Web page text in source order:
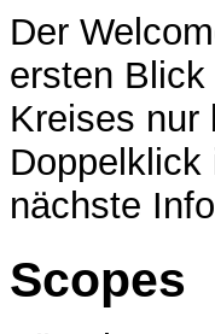
Der
ersten
Kreises nur
nächste
Scopes